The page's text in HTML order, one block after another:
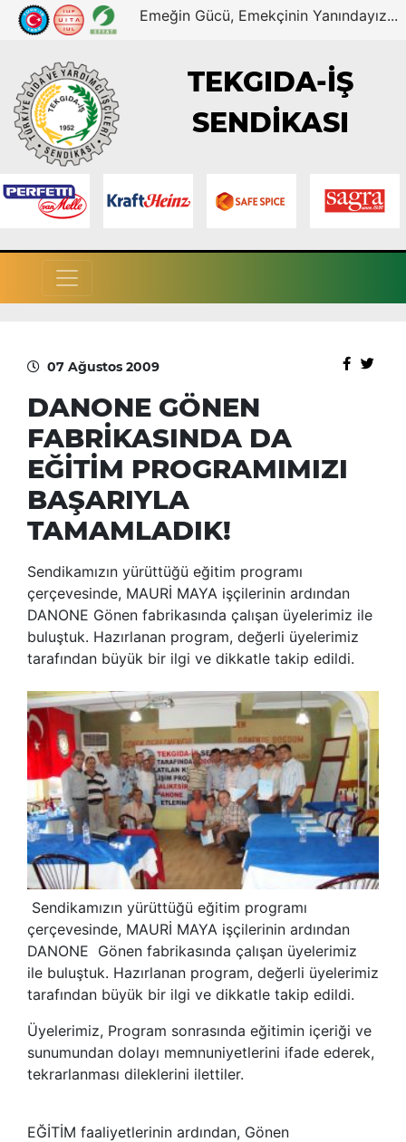
Emeğin Gücü, Emekçinin Yanındayız...
TEKGIDA-İŞ
SENDİKASI
07 Ağustos 2009
DANONE GÖNEN
FABRİKASINDA DA
EĞİTİM PROGRAMIMIZI
BAŞARIYLA
TAMAMLADIK!
Sendikamızın yürüttüğü eğitim programı
çerçevesinde, MAURİ MAYA işçilerinin ardından
DANONE Gönen fabrikasında çalışan üyelerimiz ile
buluştuk. Hazırlanan program, değerli üyelerimiz
tarafından büyük bir ilgi ve dikkatle takip edildi.
Sendikamızın yürüttüğü eğitim programı
çerçevesinde, MAURİ MAYA işçilerinin ardından
DANONE Gönen fabrikasında çalışan üyelerimiz
ile buluştuk. Hazırlanan program, değerli üyelerimiz
tarafından büyük bir ilgi ve dikkatle takip edildi.
Üyelerimiz, Program sonrasında eğitimin içeriği ve
sunumundan dolayı memnuniyetlerini ifade ederek,
tekrarlanması dileklerini ilettiler.
EĞİTİM faaliyetlerinin ardından, Gönen